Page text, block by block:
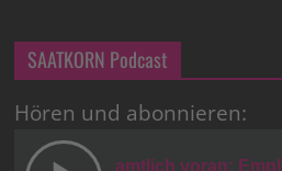
SAATKORN Podcast
Hören und abonnieren: